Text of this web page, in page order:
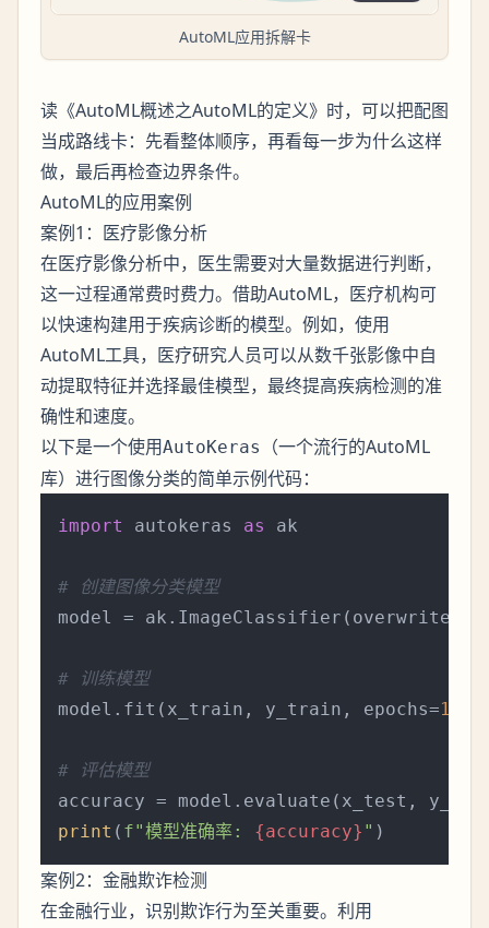
AutoML应用拆解卡
读《AutoML概述之AutoML的定义》时，可以把配图
当成路线卡：先看整体顺序，再看每一步为什么这样
做，最后再检查边界条件。
AutoML的应用案例
案例1：医疗影像分析
在医疗影像分析中，医生需要对大量数据进行判断，
这一过程通常费时费力。借助AutoML，医疗机构可
以快速构建用于疾病诊断的模型。例如，使用
AutoML工具，医疗研究人员可以从数千张影像中自
动提取特征并选择最佳模型，最终提高疾病检测的准
确性和速度。
以下是一个使用AutoKeras
（一个流行的AutoML
库）进行图像分类的简单示例代码：
import autokeras as ak
# 创建图像分类模型
model = ak.ImageClassifier(overwrite=
# 训练模型
model.fit(x_train, y_train, epochs=10
# 评估模型
print ( f"模型准确率: {accuracy} "
案例2：金融欺诈检测
在金融行业，识别欺诈行为至关重要。利用